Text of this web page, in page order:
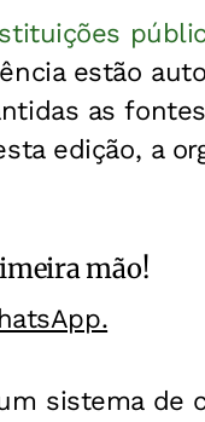
estão
as
edição, a
mão!
sistema de